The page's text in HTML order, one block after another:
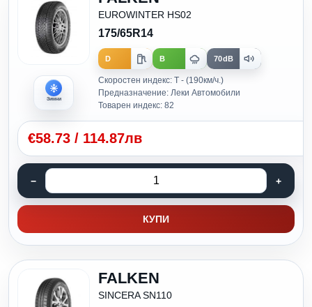
Зимни
EUROWINTER HS02
175/65R14
D B 70dB
Скоростен индекс: T - (190км/ч.)
Предназначение: Леки Автомобили
Товарен индекс: 82
€58.73 / 114.87лв
КУПИ
FALKEN
SINCERA SN110